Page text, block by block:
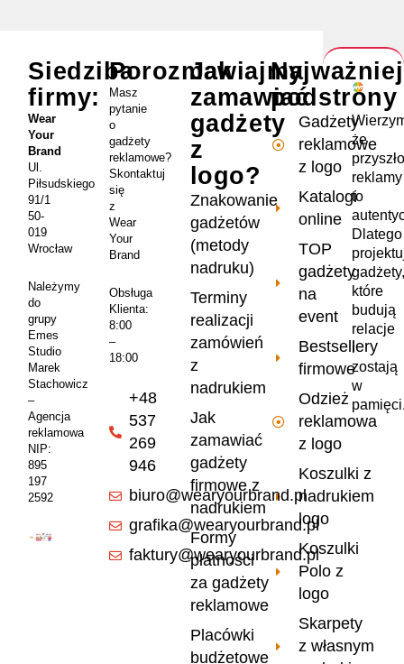
że
reklamy
to
Dlatego
gadżety,
które
budują
relacje
i
zostają
w
podstrony
Gadżety
reklamowe
z logo
Katalogi
online
TOP
gadżety
na
event
Bestsellery
firmowe
Odzież
reklamowa
z logo
Koszulki z
nadrukiem
logo
Koszulki
Polo z
logo
Skarpety
z własnym
Jak
zamawiać
gadżety
z
logo?
Znakowanie
gadżetów
(metody
nadruku)
Terminy
realizacji
zamówień
z
nadrukiem
Jak
zamawiać
gadżety
firmowe z
nadrukiem
Formy
płatności
za gadżety
reklamowe
Placówki
budżetowe
Porozmawiajmy
Masz
pytanie
o
gadżety
reklamowe?
Skontaktuj
się
z
Wear
Your
Brand
Obsługa
Klienta:
8:00
–
18:00
+48
537
269
946
biuro@wearyourbrand.pl
grafika@wearyourbrand.pl
faktury@wearyourbrand.pl
Siedziba
firmy:
Wear
Your
Brand
Ul.
Piłsudskiego
91/1
50-
019
Wrocław
Należymy
do
grupy
Emes
Studio
Marek
Stachowicz
–
Agencja
reklamowa
NIP:
895
197
2592